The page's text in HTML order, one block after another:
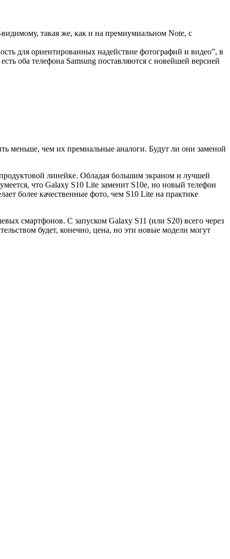
такая же, как и на премиумиальном Note, с
для ориентированных надействие фотографий и видео”, в
оба телефона Samsung поставляются с новейшей версией
меньше, чем их премиальные аналоги. Будут ли они заменой
линейке. Обладая большим экраном и лучшей
что Galaxy S10 Lite заменит S10e, но новый телефон
более качественные фото, чем S10 Lite на практике
смартфонов. С запуском Galaxy S11 (или S20) всего через
будет, конечно, цена, но эти новые модели могут